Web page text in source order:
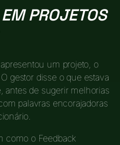
PROJETOS
um projeto, o
gestor disse o que estava
antes de sugerir melhorias
palavras encorajadoras
como o Feedback